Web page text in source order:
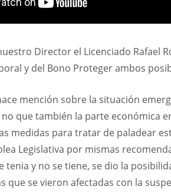
Director el Licenciado Rafael
y del Bono Proteger ambos
mención sobre la situación
que también la parte económica
medidas para tratar de paladear
Legislativa por mismas
tenia y no se tiene, se dio la
que se vieron afectadas con la